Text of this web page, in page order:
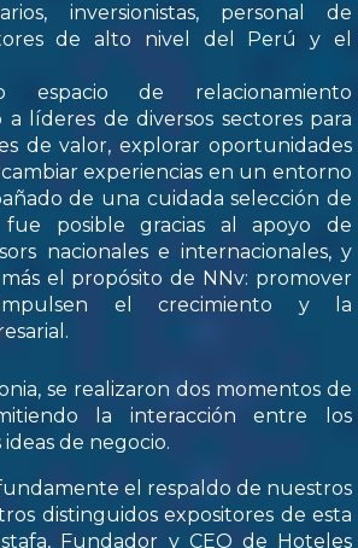
inversionistas, personal de
de alto nivel del Perú y el
espacio de relacionamiento
líderes de diversos sectores para
de valor, explorar oportunidades
experiencias en un entorno
de una cuidada selección de
fue posible gracias al apoyo de
nacionales e internacionales, y
el propósito de NNv: promover
el crecimiento y la
se realizaron dos momentos de
la interacción entre los
de negocio.
el respaldo de nuestros
distinguidos expositores de esta
Fundador y CEO de Hoteles